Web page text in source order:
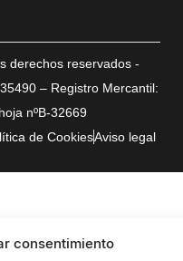
consentimiento
derechos reservados -
– Registro Mercantil:
nºB-32669
de CookiesAviso legal